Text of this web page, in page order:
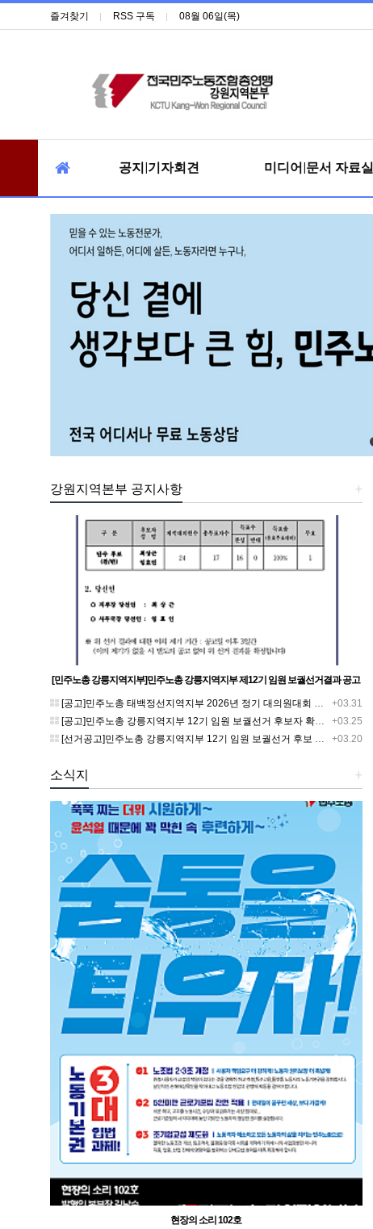
즐겨찾기 RSS 구독 08월 06일(목)
공지|기자회견 미디어|문서 자료실
+
강원지역본부 공지사항
[민주노총 강릉지역지부]민주노총 강릉지역지부 제12기 임원 보궐선거결과 공고
+03.31
[공고]민주노총 태백정선지역지부 2026년 정기 대의원대회 재소집 건
+03.25
[공고]민주노총 강릉지역지부 12기 임원 보궐선거 후보자 확정 공고
+03.20
[선거공고]민주노총 강릉지역지부 12기 임원 보궐선거 후보 등록 기간 연장 공고
+
소식지
현장의 소리 102호